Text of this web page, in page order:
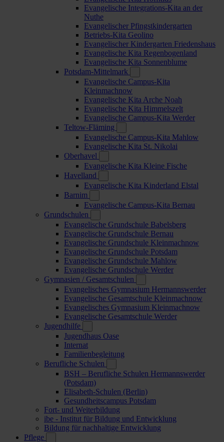
Evangelische Integrations-Kita an der
Nuthe
Evangelischer Pfingstkindergarten
Betriebs-Kita Geolino
Evangelischer Kindergarten Friedenshaus
Evangelische Kita Regenbogenland
Evangelische Kita Sonnenblume
Potsdam-Mittelmark
Evangelische Campus-Kita
Kleinmachnow
Evangelische Kita Arche Noah
Evangelische Kita Himmelszelt
Evangelische Campus-Kita Werder
Teltow-Fläming
Evangelische Campus-Kita Mahlow
Evangelische Kita St. Nikolai
Oberhavel
Evangelische Kita Kleine Fische
Havelland
Evangelische Kita Kinderland Elstal
Barnim
Evangelische Campus-Kita Bernau
Grundschulen
Evangelische Grundschule Babelsberg
Evangelische Grundschule Bernau
Evangelische Grundschule Kleinmachnow
Evangelische Grundschule Potsdam
Evangelische Grundschule Mahlow
Evangelische Grundschule Werder
Gymnasien / Gesamtschulen
Evangelisches Gymnasium Hermannswerder
Evangelische Gesamtschule Kleinmachnow
Evangelisches Gymnasium Kleinmachnow
Evangelische Gesamtschule Werder
Jugendhilfe
Jugendhaus Oase
Internat
Familienbegleitung
Berufliche Schulen
BSH – Berufliche Schulen Hermannswerder
(Potsdam)
Elisabeth-Schulen (Berlin)
Gesundheitscampus Potsdam
Fort- und Weiterbildung
ibe - Institut für Bildung und Entwicklung
Bildung für nachhaltige Entwicklung
Pflege